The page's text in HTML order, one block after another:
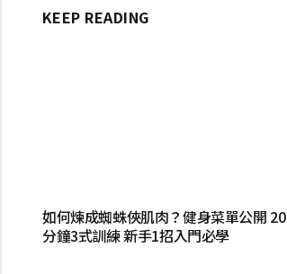
KEEP READING
如何煉成蜘蛛俠肌肉？健身菜單公開 20
分鐘3式訓練 新手1招入門必學